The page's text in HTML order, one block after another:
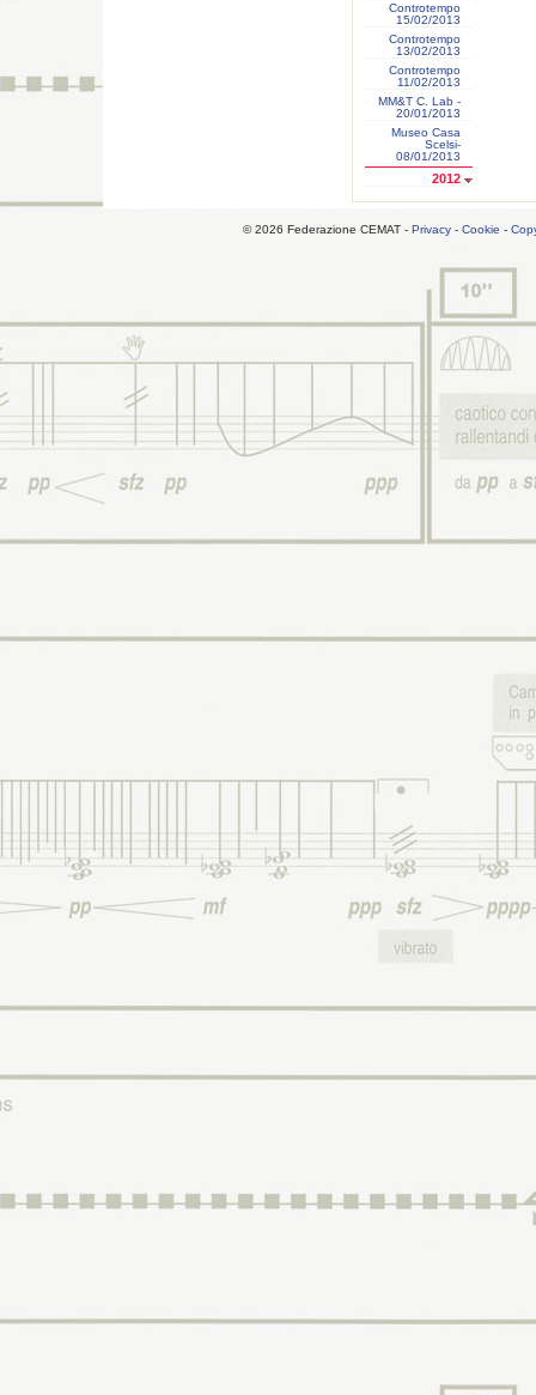
Controtempo
15/02/2013
Controtempo
13/02/2013
Controtempo
11/02/2013
MM&T C. Lab -
20/01/2013
Museo Casa
Scelsi-
08/01/2013
2012
© 2026 Federazione CEMAT - Privacy - Cookie -